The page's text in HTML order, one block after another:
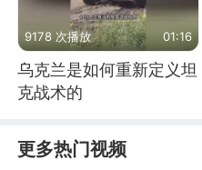
9178 次播放 01:16
乌克兰是如何重新定义坦
克战术的
更多热门视频